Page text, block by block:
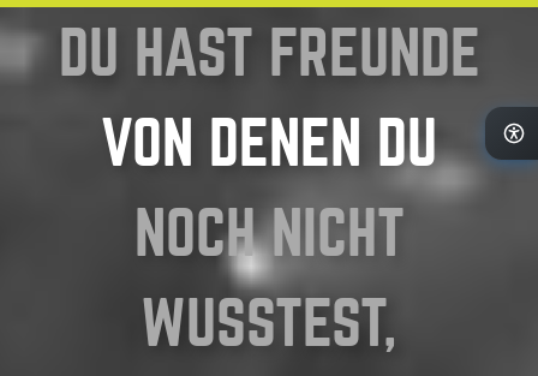
DU HAST FREUNDE
VON DENEN DU
NOCH NICHT
WUSSTEST,